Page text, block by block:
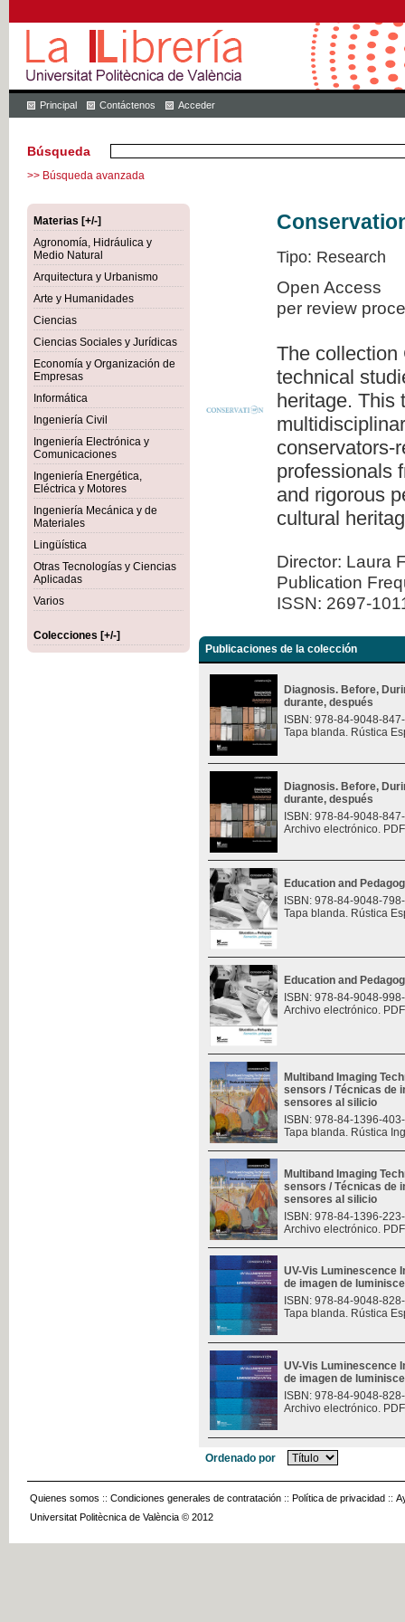
Principal Contáctenos Acceder
Búsqueda
>> Búsqueda avanzada
Materias [+/-]
Agronomía, Hidráulica y
Medio Natural
Arquitectura y Urbanismo
Arte y Humanidades
Ciencias
Ciencias Sociales y Jurídicas
Economía y Organización de
Empresas
Informática
Ingeniería Civil
Ingeniería Electrónica y
Comunicaciones
Ingeniería Energética,
Eléctrica y Motores
Ingeniería Mecánica y de
Materiales
Lingüística
Otras Tecnologías y Ciencias
Aplicadas
Varios
Colecciones [+/-]
Tipo: Research
Open Access
per review
The collection
technical
heritage. This
conservators-
professionals
and rigorous
cultural
Director: Laura
Publication
ISSN: 2697-
Publicaciones de la colección
Diagnosis. Before,
durante, después
ISBN: 978-84-9048-
Tapa blanda. Rústica
Diagnosis. Before,
durante, después
ISBN: 978-84-9048-
Archivo electrónico.
Education and
ISBN: 978-84-9048-
Tapa blanda. Rústica
Education and
ISBN: 978-84-9048-
Archivo electrónico.
Multiband Imaging
sensors / Técnicas de
sensores al silicio
ISBN: 978-84-1396-
Tapa blanda. Rústica
Multiband Imaging
sensors / Técnicas de
sensores al silicio
ISBN: 978-84-1396-
Archivo electrónico.
UV-Vis Luminescence
de imagen de
ISBN: 978-84-9048-
Tapa blanda. Rústica
UV-Vis Luminescence
de imagen de
ISBN: 978-84-9048-
Archivo electrónico.
Ordenado por
Quienes somos :: Condiciones generales de contratación :: Política de privacidad ::
Universitat Politècnica de València © 2012